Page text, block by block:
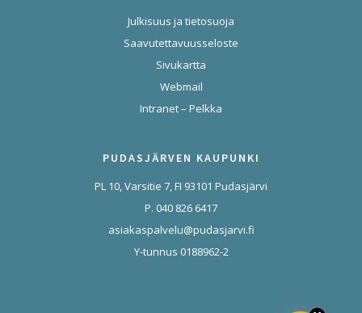
Julkisuus ja tietosuoja
Saavutettavuusseloste
Sivukartta
Webmail
Intranet – Pelkka
PUDASJÄRVEN KAUPUNKI
PL 10, Varsitie 7, FI 93101 Pudasjärvi
P. 040 826 6417
asiakaspalvelu@pudasjarvi.fi
Y-tunnus 0188962-2